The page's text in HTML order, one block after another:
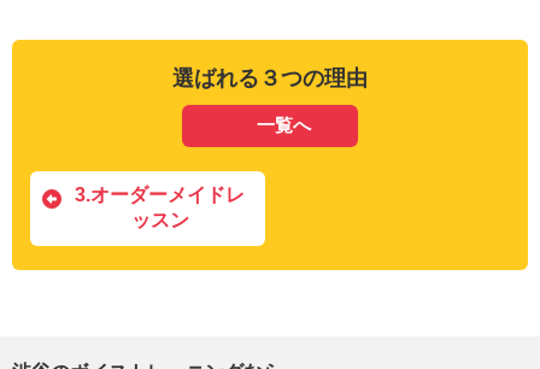
選ばれる３つの理由
一覧へ
3.オーダーメイドレ
ッスン